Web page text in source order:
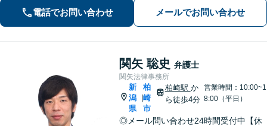
まずはお気軽にご相談ください【休
日・夜間相談可】
電話でお問い合わせ メールでお問い合わせ
関矢 聡史 弁護士
関矢法律事務所
新
潟
県
柏
崎
市
柏崎駅 か
ら徒歩4分
営業時間：10:00~1
8:00（平日）
◎メール問い合わせ24時間受付中【休